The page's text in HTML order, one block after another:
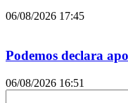
06/08/2026 17:45
Podemos declara
06/08/2026 16:51